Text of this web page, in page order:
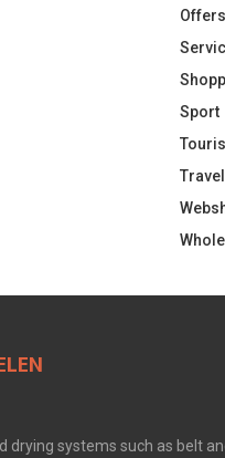
Offers
Sport
Travel
drying systems such as belt